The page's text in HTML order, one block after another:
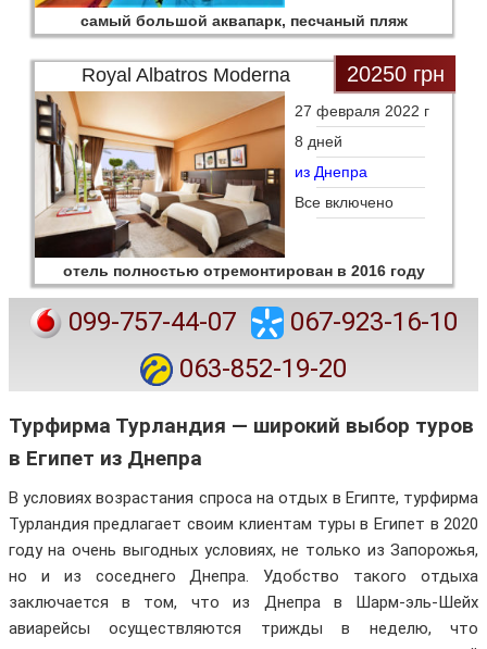
самый большой аквапарк, песчаный пляж
Royal Albatros Moderna 20250 грн
27 февраля 2022 г
8 дней
из Днепра
Все включено
отель полностью отремонтирован в 2016 году
099-757-44-07
067-923-16-10
063-852-19-20
Турфирма Турландия — широкий выбор туров
в Египет из Днепра
В условиях возрастания спроса на отдых в Египте, турфирма
Турландия предлагает своим клиентам туры в Египет в 2020
году на очень выгодных условиях, не только из Запорожья,
но и из соседнего Днепра. Удобство такого отдыха
заключается в том, что из Днепра в Шарм-эль-Шейх
авиарейсы осуществляются трижды в неделю, что